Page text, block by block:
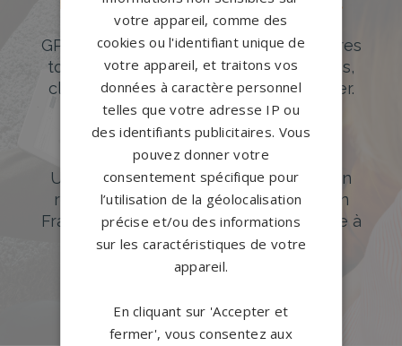
originales
GPG Granit offre un large choix de pierres
tombales en granit de styles modernes,
classiques ou originales à personnaliser.
DÉCOUVREZ NOTRE CATALOGUE
Accompagnement sur-mesure
Un accompagnement sur mesure et un
réseau de 1200 partenaires partout en
France. Personnalisation avancée grâce à
notre configurateur 3D en ligne.
PERSONNALISEZ VOTRE MONUMENT
votre appareil, comme des
cookies ou l'identifiant unique de
votre appareil, et traitons vos
données à caractère personnel
telles que votre adresse IP ou
des identifiants publicitaires. Vous
pouvez donner votre
consentement spécifique pour
l’utilisation de la géolocalisation
précise et/ou des informations
sur les caractéristiques de votre
appareil.
En cliquant sur 'Accepter et
fermer', vous consentez aux